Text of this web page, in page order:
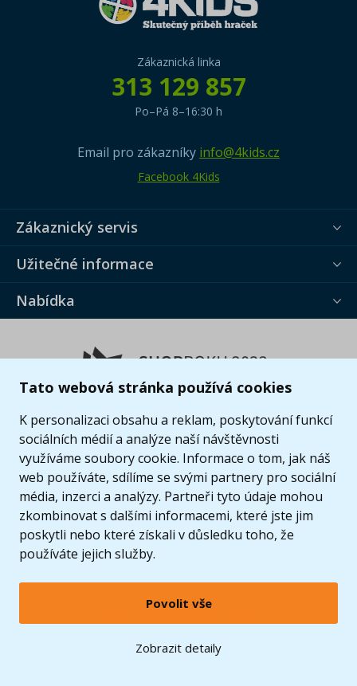
Tato webová stránka používá cookies
K personalizaci obsahu a reklam, poskytování funkcí
sociálních médií a analýze naší návštěvnosti
využíváme soubory cookie. Informace o tom, jak náš
web používáte, sdílíme se svými partnery pro sociální
média, inzerci a analýzy. Partneři tyto údaje mohou
zkombinovat s dalšími informacemi, které jste jim
poskytli nebo které získali v důsledku toho, že
používáte jejich služby.
Povolit vše
Zobrazit detaily
Zákaznická linka
313 129 857
Po–Pá 8–16:30 h
Email pro zákazníky info@4kids.cz
Facebook 4Kids
Zákaznický servis
Užitečné informace
Nabídka
2024 The LEGO Group.